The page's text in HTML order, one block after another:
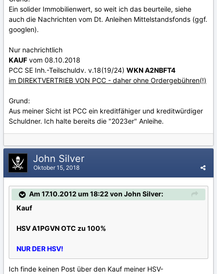
Ein solider Immobilienwert, so weit ich das beurteile, siehe
auch die Nachrichten vom Dt. Anleihen Mittelstandsfonds (ggf.
googlen).
Nur nachrichtlich
KAUF vom 08.10.2018
PCC SE Inh.-Teilschuldv. v.18(19/24) WKN A2NBFT4
im DIREKTVERTRIEB VON PCC - daher ohne Ordergebühren(!)
Grund:
Aus meiner Sicht ist PCC ein kreditfähiger und kreditwürdiger
Schuldner. Ich halte bereits die "2023er" Anleihe.
John Silver
Oktober 15, 2018
Am 17.10.2012 um 18:22 von John Silver:
Kauf
HSV A1PGVN OTC zu 100%
NUR DER HSV!
Ich finde keinen Post über den Kauf meiner HSV-